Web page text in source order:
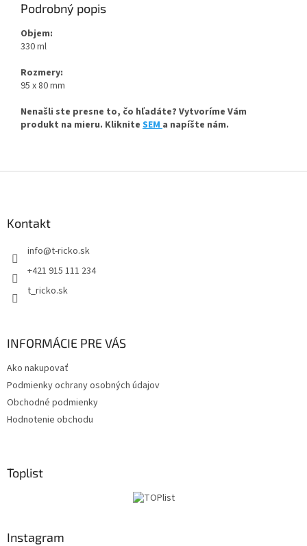
Podrobný popis
Objem:
330 ml
Rozmery:
95 x 80 mm
Nenašli ste presne to, čo hľadáte? Vytvoríme Vám
produkt na mieru. Kliknite SEMa napíšte nám.
Kontakt
info@t-ricko.sk
+421 915 111 234
t_ricko.sk
INFORMÁCIE PRE VÁS
Ako nakupovať
Podmienky ochrany osobných údajov
Obchodné podmienky
Hodnotenie obchodu
Toplist
Instagram